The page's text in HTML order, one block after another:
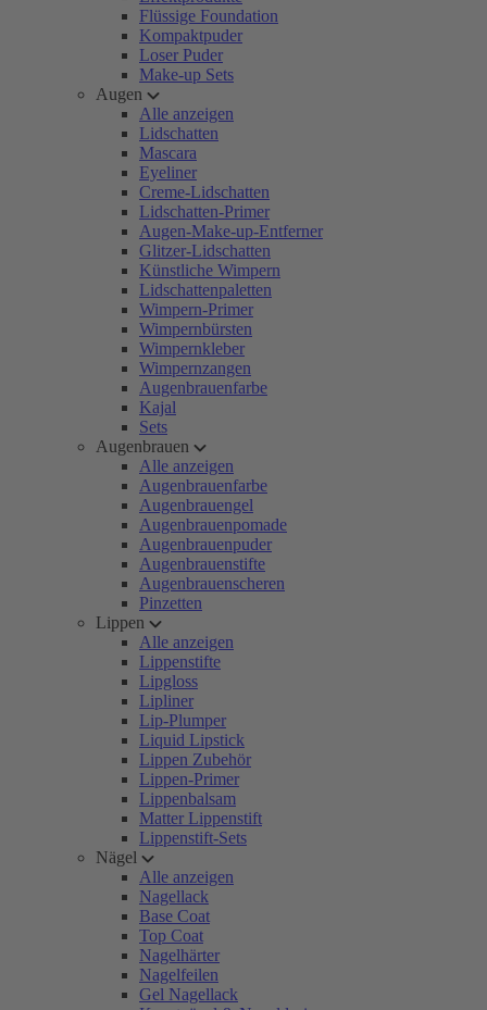
Flüssige Foundation
Kompaktpuder
Loser Puder
Make-up Sets
Augen
Alle anzeigen
Lidschatten
Mascara
Eyeliner
Creme-Lidschatten
Lidschatten-Primer
Augen-Make-up-Entferner
Glitzer-Lidschatten
Künstliche Wimpern
Lidschattenpaletten
Wimpern-Primer
Wimpernbürsten
Wimpernkleber
Wimpernzangen
Augenbrauenfarbe
Kajal
Sets
Augenbrauen
Alle anzeigen
Augenbrauenfarbe
Augenbrauengel
Augenbrauenpomade
Augenbrauenpuder
Augenbrauenstifte
Augenbrauenscheren
Pinzetten
Lippen
Alle anzeigen
Lippenstifte
Lipgloss
Lipliner
Lip-Plumper
Liquid Lipstick
Lippen Zubehör
Lippen-Primer
Lippenbalsam
Matter Lippenstift
Lippenstift-Sets
Nägel
Alle anzeigen
Nagellack
Base Coat
Top Coat
Nagelhärter
Nagelfeilen
Gel Nagellack